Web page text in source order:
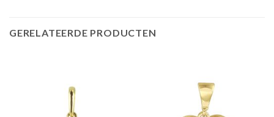
GERELATEERDE PRODUCTEN